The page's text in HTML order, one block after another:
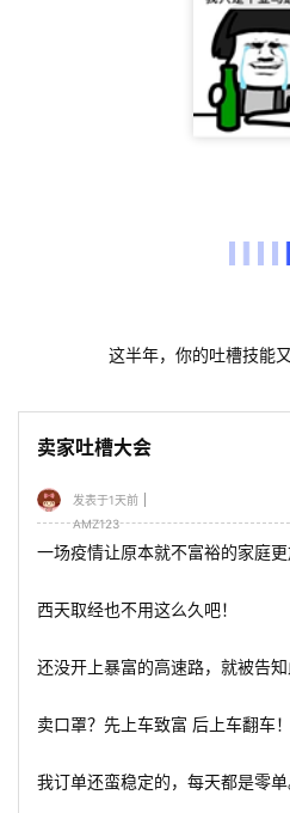
这半年，你的吐槽技能
卖家吐槽大会
发表于1天前
AMZ123
一场疫情让原本就不富裕的家庭
西天取经也不用这么久吧！
还没开上暴富的高速路，就被告知
卖口罩？先上车致富 后上车翻车！
我订单还蛮稳定的，每天都是零单